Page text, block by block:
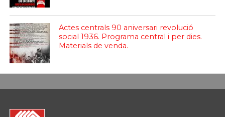
Actes centrals 90 aniversari revolució
social 1936. Programa central i per dies.
Materials de venda.